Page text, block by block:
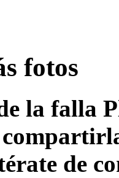
fotos
la falla
de